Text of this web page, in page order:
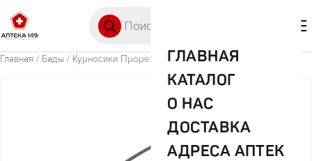
ГЛАВНАЯ
КАТАЛОГ
О НАС
ДОСТАВКА
АДРЕСА АПТЕК
Главная / Бады / Курносики Прорезыватель арт.23176